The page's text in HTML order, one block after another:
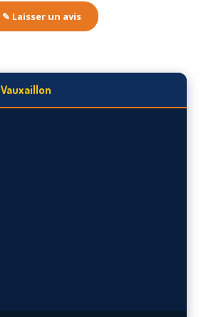
✎ Laisser un avis